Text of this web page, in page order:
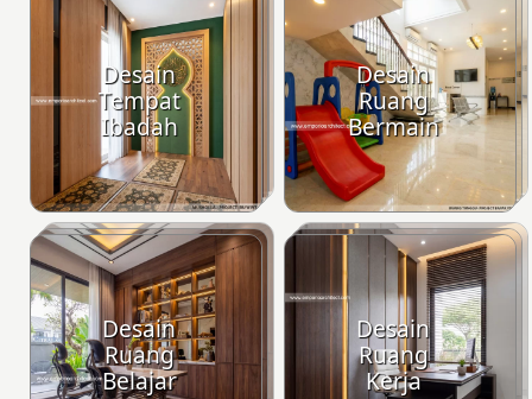
Desain
Tempat
Ibadah
Desain
Ruang
Bermain
Desain
Ruang
Belajar
Desain
Ruang
Kerja